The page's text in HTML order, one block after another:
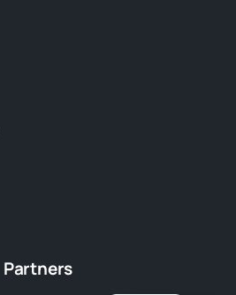
Partners